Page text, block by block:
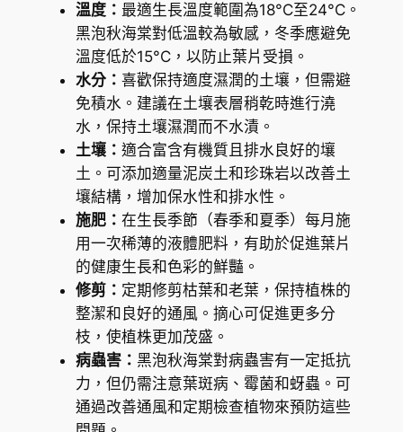
溫度： 最適生長溫度範圍為18°C至24°C。
黑泡秋海棠對低溫較為敏感，冬季應避免
溫度低於15°C，以防止葉片受損。
水分： 喜歡保持適度濕潤的土壤，但需避
免積水。建議在土壤表層稍乾時進行澆
水，保持土壤濕潤而不水漬。
土壤： 適合富含有機質且排水良好的壤
土。可添加適量泥炭土和珍珠岩以改善土
壤結構，增加保水性和排水性。
施肥： 在生長季節（春季和夏季）每月施
用一次稀薄的液體肥料，有助於促進葉片
的健康生長和色彩的鮮豔。
修剪： 定期修剪枯葉和老葉，保持植株的
整潔和良好的通風。摘心可促進更多分
枝，使植株更加茂盛。
病蟲害： 黑泡秋海棠對病蟲害有一定抵抗
力，但仍需注意葉斑病、霉菌和蚜蟲。可
通過改善通風和定期檢查植物來預防這些